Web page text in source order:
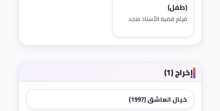
(طفل)
فيلم قضية الأستاذ منجد
إخراج (1)
خيال العاشق (1997)